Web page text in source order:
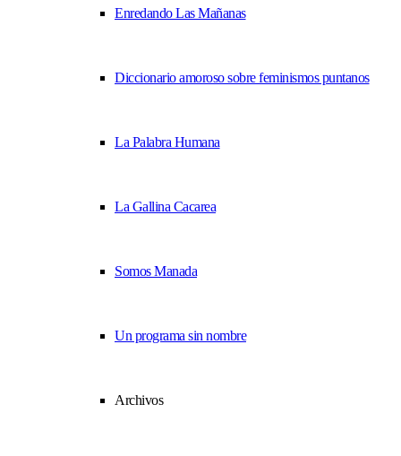
Enredando Las Mañanas
Diccionario amoroso sobre feminismos puntanos
La Palabra Humana
La Gallina Cacarea
Somos Manada
Un programa sin nombre
Archivos